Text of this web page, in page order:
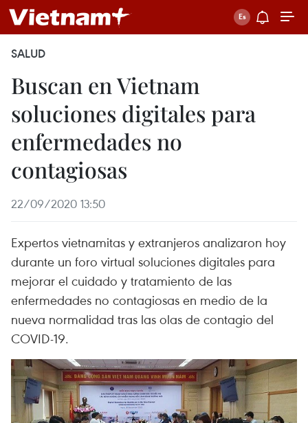
SALUD
Buscan en Vietnam
soluciones digitales para
enfermedades no
contagiosas
22/09/2020 13:50
Expertos vietnamitas y extranjeros analizaron hoy
durante un foro virtual soluciones digitales para
mejorar el cuidado y tratamiento de las
enfermedades no contagiosas en medio de la
nueva normalidad tras las olas de contagio del
COVID-19.